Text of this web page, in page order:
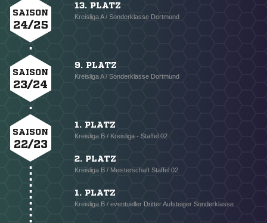
SAISON
24/25
13. PLATZ
Kreisliga A / Sonderklasse Dortmund
SAISON
23/24
9. PLATZ
Kreisliga A / Sonderklasse Dortmund
SAISON
22/23
1. PLATZ
Kreisliga B / Kreisliga - Staffel 02
2. PLATZ
Kreisliga B / Meisterschaft Staffel 02
1. PLATZ
Kreisliga B / eventueller Dritter Aufsteiger Sonderklasse